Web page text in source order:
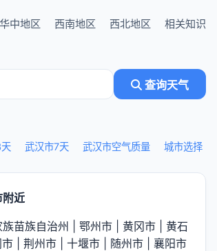
华中地区 西南地区 西北地区 相关知识
查询天气
武汉市7天 武汉市空气质量 城市选择
附近
苗族自治州 鄂州市 黄冈市
黄石
荆州市 十堰市 随州市
襄阳市